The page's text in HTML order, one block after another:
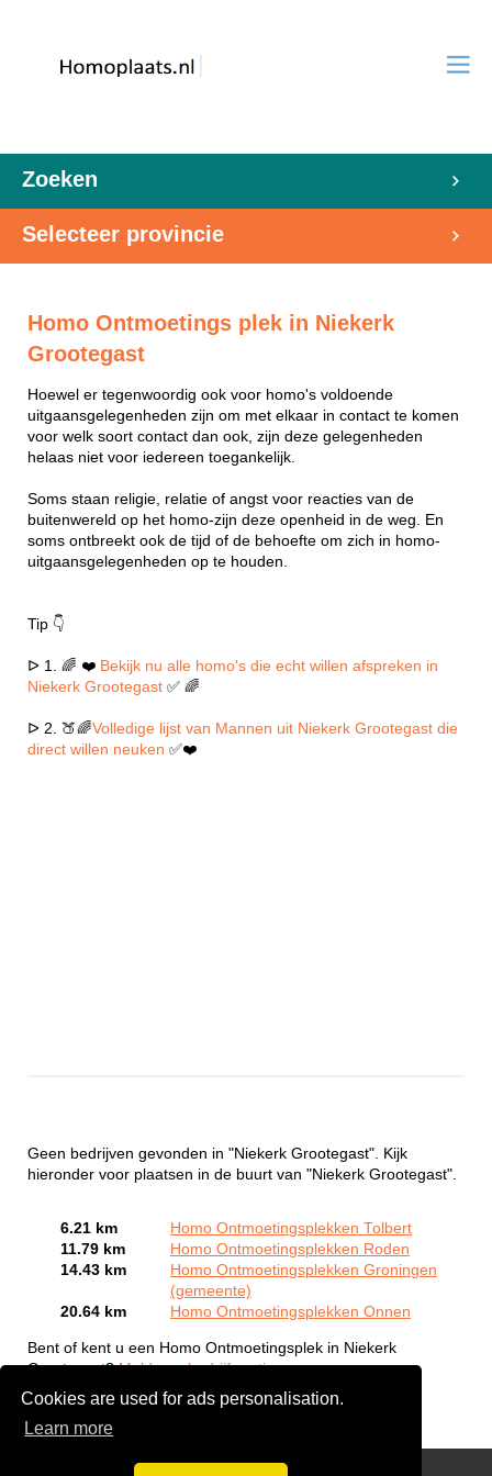
Cookies are used for ads personalisation.
Learn more
Zoeken
Selecteer provincie
Homo Ontmoetings plek in Niekerk
Grootegast
Hoewel er tegenwoordig ook voor homo's voldoende
uitgaansgelegenheden zijn om met elkaar in contact te komen
voor welk soort contact dan ook, zijn deze gelegenheden
helaas niet voor iedereen toegankelijk.
Soms staan religie, relatie of angst voor reacties van de
buitenwereld op het homo-zijn deze openheid in de weg. En
soms ontbreekt ook de tijd of de behoefte om zich in homo-
uitgaansgelegenheden op te houden.
Tip 👇
ᐅ 1. 🌈 ❤️ Bekijk nu alle homo's die echt willen afspreken in
Niekerk Grootegast ✅ 🌈
ᐅ 2. 🍑🌈Volledige lijst van Mannen uit Niekerk Grootegast die
direct willen neuken ✅❤️
Geen bedrijven gevonden in "Niekerk Grootegast". Kijk
hieronder voor plaatsen in de buurt van "Niekerk Grootegast".
6.21 km
Homo Ontmoetingsplekken Tolbert
11.79 km
Homo Ontmoetingsplekken Roden
14.43 km
Homo Ontmoetingsplekken Groningen
(gemeente)
20.64 km
Homo Ontmoetingsplekken Onnen
Bent of kent u een Homo Ontmoetingsplek in Niekerk
Grootegast?Meld een bedrijf gratis aan